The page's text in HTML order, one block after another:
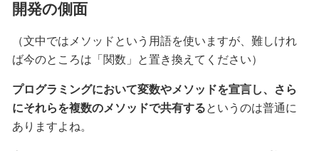
開発の側面
（文中ではメソッドという用語を使いますが、難しけれ
ば今のところは「関数」と置き換えてください）
プログラミングにおいて変数やメソッドを宣言し、さら
にそれらを複数のメソッドで共有するというのは普通に
ありますよね。